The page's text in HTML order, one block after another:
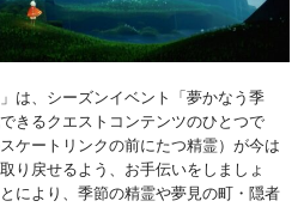
は、シーズンイベント「夢かなう季
きるクエストコンテンツのひとつで
ケートリンクの前にたつ精霊）が今は
り戻せるよう、お手伝いをしましょ
により、季節の精霊や夢見の町・隠者